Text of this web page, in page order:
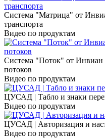
Система "Матрица" от
транспорта
Видео по продуктам
Система "Поток" от
потоков
Видео по продуктам
ЦУСАД | Табло и знаки
Видео по продуктам
ЦУСАД | Авторизация и
Видео по продуктам